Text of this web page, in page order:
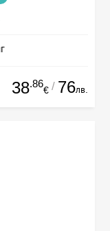
38.86
€ / 76лв.